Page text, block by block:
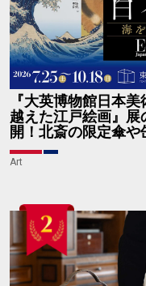
『大英博物館日本
越えた江戸絵画』
開！北斎の限定傘や
Art